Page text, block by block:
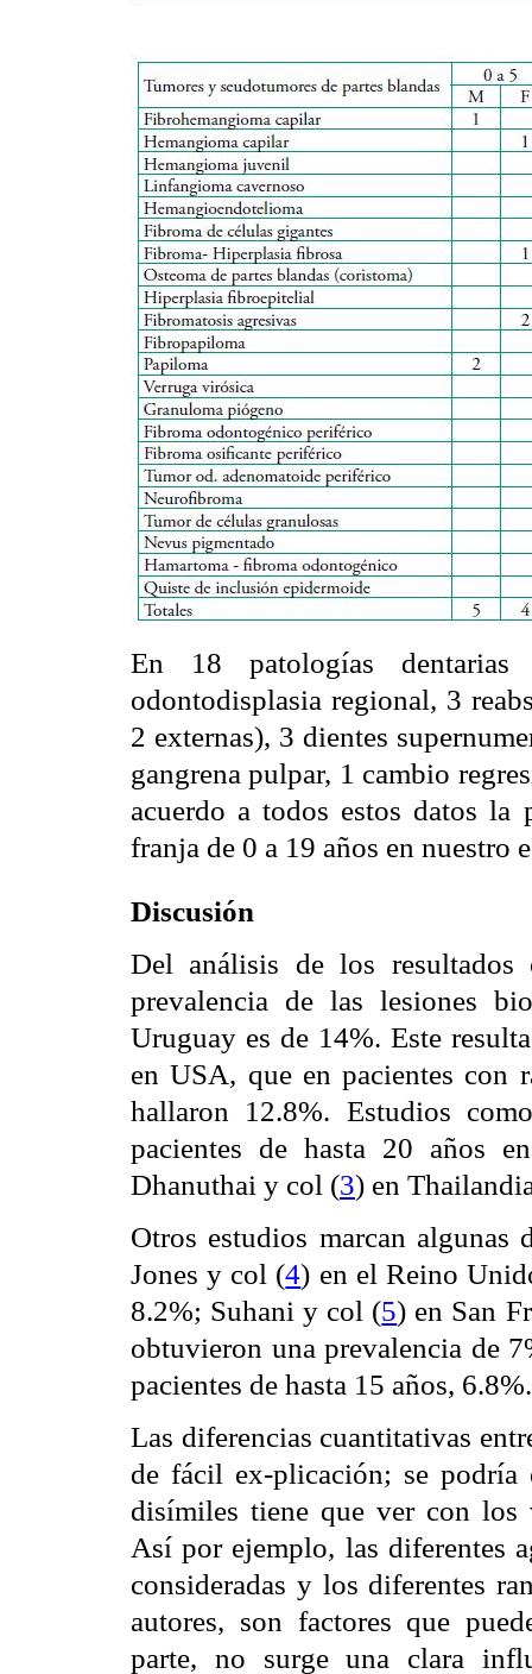
En 18 patologías
odontodisplasia regional, 3
2 externas), 3 dientes
gangrena pulpar, 1 cambio
acuerdo a todos estos datos la
franja de 0 a 19 años en nuestro
Discusión
Del análisis de los
prevalencia de las lesiones
Uruguay es de 14%. Este
en USA, que en pacientes con
hallaron 12.8%. Estudios
pacientes de hasta 20 años
Dhanuthai y col (3) en
Otros estudios marcan algunas
Jones y col (4) en el Reino
8.2%; Suhani y col (5) en San
obtuvieron una prevalencia de
pacientes de hasta 15 años,
Las diferencias cuantitativas
de fácil ex-plicación; se podría
disímiles tiene que ver con los
Así por ejemplo, las diferentes
consideradas y los diferentes
autores, son factores que
parte, no surge una clara